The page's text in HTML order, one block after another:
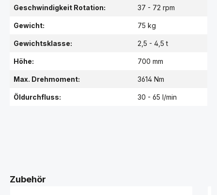
Geschwindigkeit Rotation: 37 - 72 rpm
Gewicht: 75 kg
Gewichtsklasse: 2,5 - 4,5 t
Höhe: 700 mm
Max. Drehmoment: 3614 Nm
Öldurchfluss: 30 - 65 l/min
Zubehör